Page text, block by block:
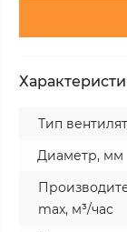
Тип
Диаметр, мм
max, м³/час